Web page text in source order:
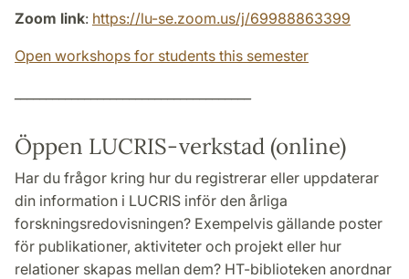
Zoom link: https://lu-se.zoom.us/j/69988863399
Open workshops for students this semester
Öppen LUCRIS-verkstad (online)
Har du frågor kring hur du registrerar eller uppdaterar
din information i LUCRIS inför den årliga
forskningsredovisningen? Exempelvis gällande poster
för publikationer, aktiviteter och projekt eller hur
relationer skapas mellan dem? HT-biblioteken anordnar